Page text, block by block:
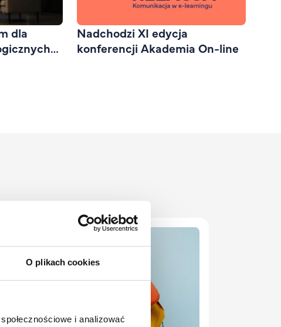
O plikach cookies
i analizować
dla
Nadchodzi XI edycja
konferencji Akademia On-line